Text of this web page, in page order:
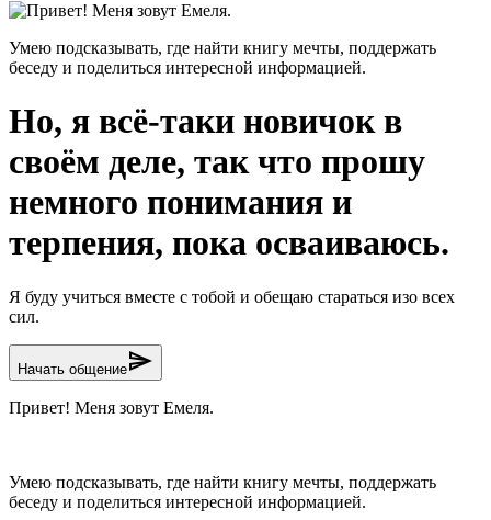
Привет! Меня зовут Емеля.
Умею подсказывать, где найти книгу мечты, поддержать
беседу и поделиться интересной информацией.
Но, я всё-таки новичок в
своём деле, так что прошу
немного понимания и
терпения, пока осваиваюсь.
Я буду учиться вместе с тобой и обещаю стараться изо всех
сил.
Начать общениеsend
Привет! Меня зовут Емеля.
Умею подсказывать, где найти книгу мечты, поддержать
беседу и поделиться интересной информацией.